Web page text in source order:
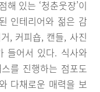
있는 ‘청춘웃장’이
인테리어와 젊은 감
, 커피숍, 캔들, 사진
들어서 있다. 식사와
를 진행하는 점포도
다채로운 매력을 보